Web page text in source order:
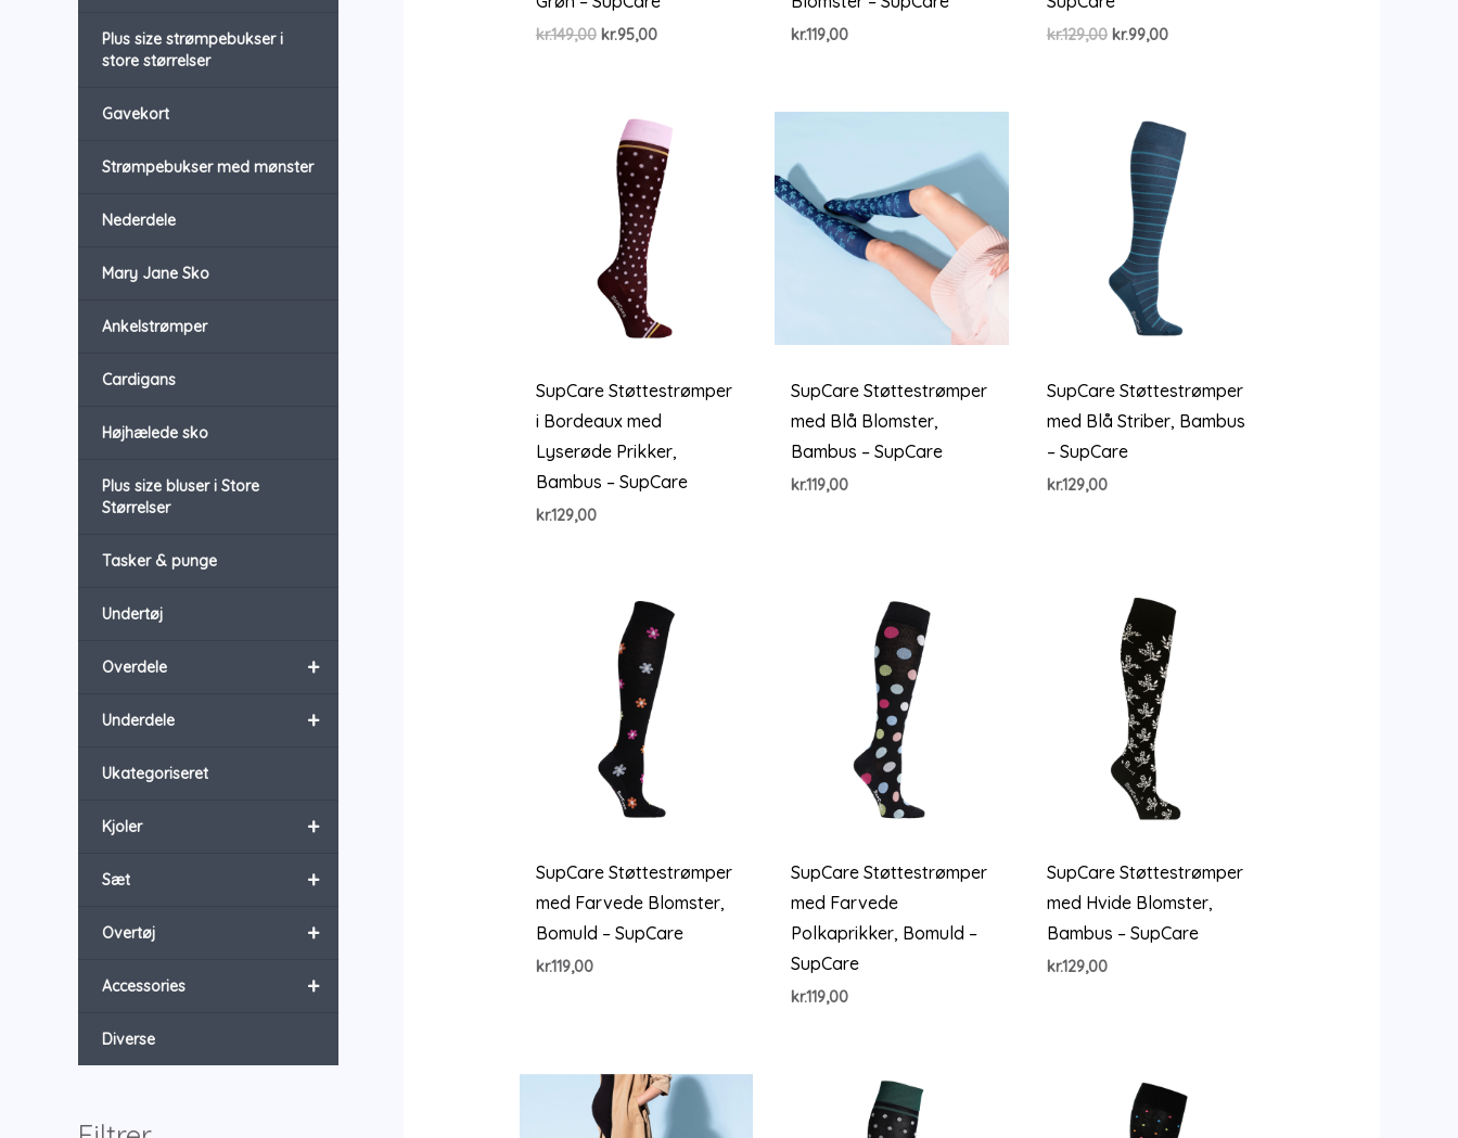
Plus size strømpebukser i
store størrelser
Gavekort
Strømpebukser med mønster
Nederdele
Mary Jane Sko
Ankelstrømper
Cardigans
Højhælede sko
Plus size bluser i Store
Størrelser
Tasker & punge
Undertøj
+
Overdele
+
Underdele
Ukategoriseret
+
Kjoler
+
Sæt
+
Overtøj
+
Accessories
Diverse
kr.149,00 Den
kr.95,00Den
kr.119,00 kr.129,00 Den
kr.99,00Den
SupCare Støttestrømper
i Bordeaux med
Lyserøde Prikker,
Bambus – SupCare
kr.129,00
SupCare Støttestrømper
med Blå Blomster,
Bambus – SupCare
kr.119,00
SupCare Støttestrømper
med Blå Striber, Bambus
– SupCare
kr.129,00
SupCare Støttestrømper
med Farvede Blomster,
Bomuld – SupCare
kr.119,00
SupCare Støttestrømper
med Farvede
Polkaprikker, Bomuld –
SupCare
kr.119,00
SupCare Støttestrømper
med Hvide Blomster,
Bambus – SupCare
kr.129,00